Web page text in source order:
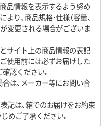
品情報を表示するよう努め
り、商品規格・仕様（容量、
が変更される場合がございま
サイト上の商品情報の表記
使用前には必ずお届けした
認ください。
は、メーカー等にお問い合
表記は、箱でのお届けをお約束
めご了承ください。